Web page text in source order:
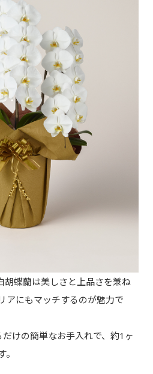
蝶蘭は美しさと上品さを兼ね
アにもマッチするのが魅力で
けの簡単なお手入れで、約1ヶ